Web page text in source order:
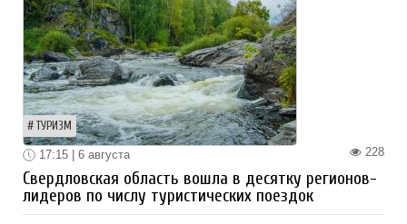
ТУРИЗМ
228
17:15 | 6 августа
Свердловская область вошла в десятку регионов-
лидеров по числу туристических поездок